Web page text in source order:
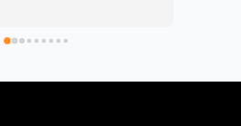
così facendo onorato al
che sarà per sempre la